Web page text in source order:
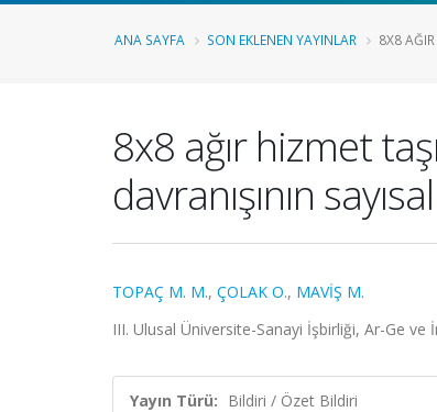
ANA SAYFA SON EKLENEN YAYINLAR 8X8
8x8 ağır hizmet
davranışının
TOPAÇ M. M., ÇOLAK O., MAVİŞ M.
III. Ulusal Üniversite-Sanayi İşbirliği, Ar-Ge
Yayın Türü: Bildiri / Özet Bildiri